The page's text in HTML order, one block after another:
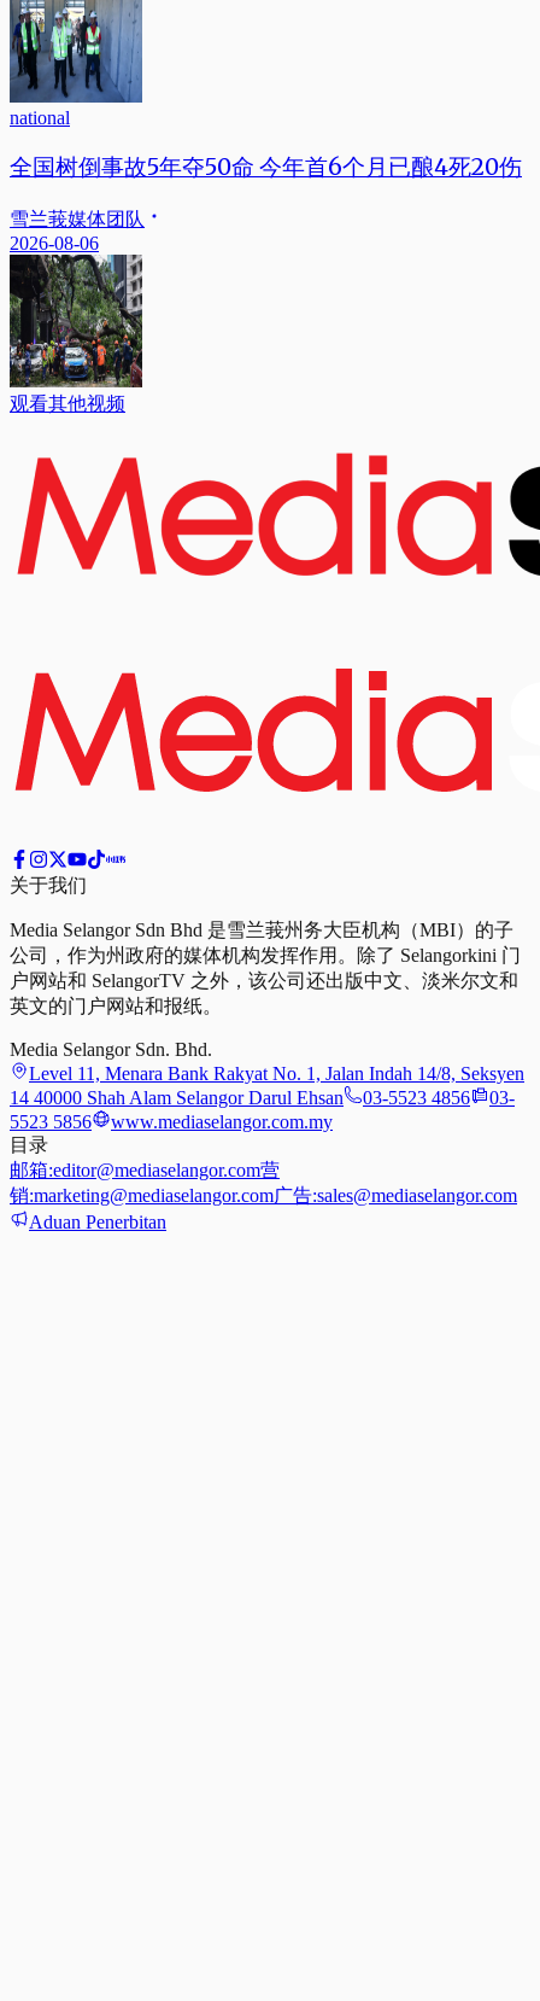
national
全国树倒事故5年夺50命 今年首6个月已酿4死20伤
雪兰莪媒体团队
2026-08-06
观看其他视频
关于我们
Media Selangor Sdn Bhd 是雪兰莪州务大臣机构（MBI）的子
公司，作为州政府的媒体机构发挥作用。除了 Selangorkini 门
户网站和 SelangorTV 之外，该公司还出版中文、淡米尔文和
英文的门户网站和报纸。
Media Selangor Sdn. Bhd.
Level 11, Menara Bank Rakyat No. 1, Jalan Indah 14/8, Seksyen
14 40000 Shah Alam Selangor Darul Ehsan
03-5523 4856
03-
5523 5856
www.mediaselangor.com.my
目录
邮箱:editor@mediaselangor.com营
销:marketing@mediaselangor.com广告:sales@mediaselangor.com
Aduan Penerbitan